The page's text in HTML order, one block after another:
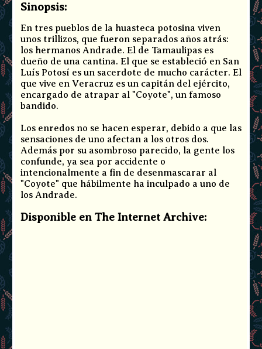
Sinopsis:
En tres pueblos de la huasteca potosina viven
unos trillizos, que fueron separados años atrás:
los hermanos Andrade. El de Tamaulipas es
dueño de una cantina. El que se estableció en San
Luís Potosí es un sacerdote de mucho carácter. El
que vive en Veracruz es un capitán del ejército,
encargado de atrapar al "Coyote", un famoso
bandido.
Los enredos no se hacen esperar, debido a que las
sensaciones de uno afectan a los otros dos.
Además por su asombroso parecido, la gente los
confunde, ya sea por accidente o
intencionalmente a fin de desenmascarar al
"Coyote" que hábilmente ha inculpado a uno de
los Andrade.
Disponible en The Internet Archive: